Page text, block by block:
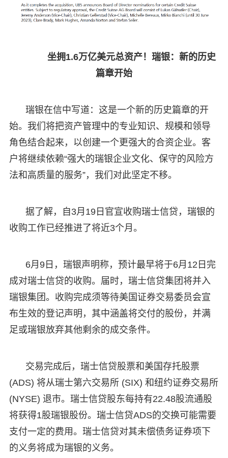
坐拥1.6万亿美元总资产！瑞银：新的历史
篇章开始
瑞银在信中写道：这是一个新的历史篇章的开
始。我们将把资产管理中的专业知识、规模和领导
角色结合起来，以创建一个更强大的合资企业。客
户将继续依赖“强大的瑞银企业文化、保守的风险方
法和高质量的服务”，我们对此坚定不移。
据了解，自3月19日官宣收购瑞士信贷，瑞银的
收购工作已经推进了将近3个月。
6月9日，瑞银声明称，预计最早将于6月12日完
成对瑞士信贷的收购。届时，瑞士信贷集团将并入
瑞银集团。收购完成须等待美国证券交易委员会宣
布生效的登记声明，其中涵盖将交付的股份，并满
足或瑞银放弃其他剩余的成交条件。
交易完成后，瑞士信贷股票和美国存托股票
(ADS) 将从瑞士第六交易所 (SIX) 和纽约证券交易所
(NYSE) 退市。瑞士信贷股东每持有22.48股流通股
将获得1股瑞银股份。瑞士信贷ADS的交换可能需要
支付一定的费用。瑞士信贷对其未偿债务证券项下
的义务将成为瑞银的义务。